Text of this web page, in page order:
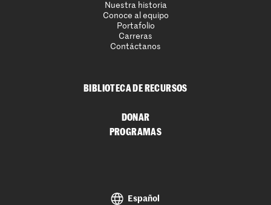
Nuestra historia
Conoce al equipo
Portafolio
Carreras
Contáctanos
BIBLIOTECA DE RECURSOS
DONAR
PROGRAMAS
Español